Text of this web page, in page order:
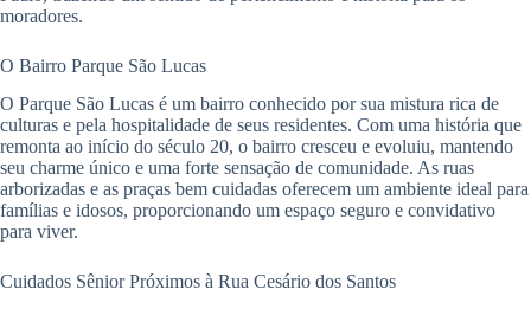
moradores.
O Bairro Parque São Lucas
O Parque São Lucas é um bairro conhecido por sua mistura rica de
culturas e pela hospitalidade de seus residentes. Com uma história que
remonta ao início do século 20, o bairro cresceu e evoluiu, mantendo
seu charme único e uma forte sensação de comunidade. As ruas
arborizadas e as praças bem cuidadas oferecem um ambiente ideal para
famílias e idosos, proporcionando um espaço seguro e convidativo
para viver.
Cuidados Sênior Próximos à Rua Cesário dos Santos